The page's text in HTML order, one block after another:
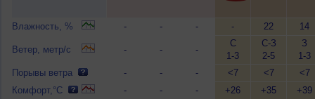
Влажность, %
Ветер, метр/с
Порывы ветра
Комфорт,°C
-
-
-
-
-
-
-
-
-
-
-
-
-
С
1-3
<7
+26
22
С-З
2-5
<7
+35
14
З
1-3
<7
+39